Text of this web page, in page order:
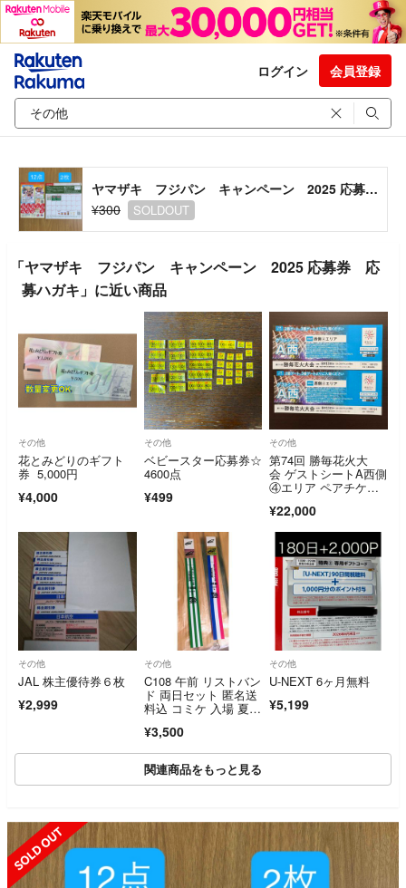
ログイン 会員登録
ヤマザキ フジパン キャンペーン 2025 応募券 応募ハガキ
¥300
SOLDOUT
「ヤマザキ フジパン キャンペーン 2025 応募券 応
募ハガキ」に近い商品
その他
花とみどりのギフト
券 5,000円
¥4,000
その他
ベビースター応募券☆
4600点
¥499
その他
第74回 勝毎花火大
会 ゲストシートA西側
④エリア ペアチケッ
¥22,000
その他
JAL 株主優待券６枚
¥2,999
その他
C108 午前 リストバン
ド 両日セット 匿名送
料込 コミケ 入場 夏コ
¥3,500
その他
U-NEXT 6ヶ月無料
¥5,199
関連商品をもっと見る
SOLD OUT